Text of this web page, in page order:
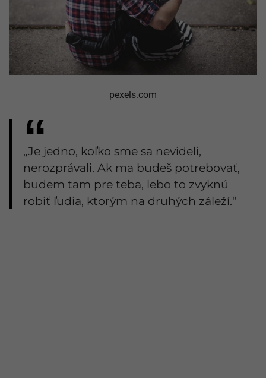
pexels.com
„Je jedno, koľko sme sa nevideli,
nerozprávali. Ak ma budeš potrebovať,
budem tam pre teba, lebo to zvyknú
robiť ľudia, ktorým na druhých záleží.“